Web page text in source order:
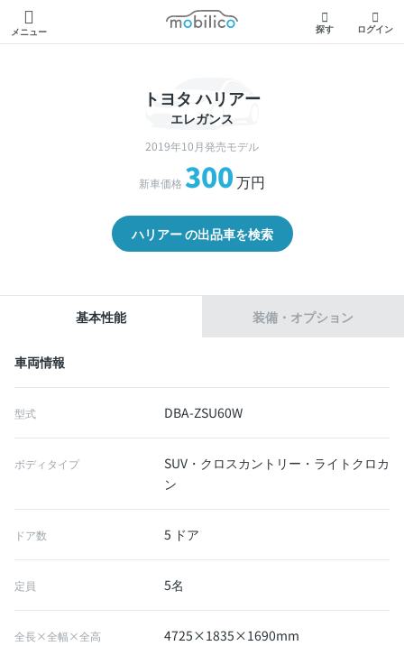
メニュー
モビリコ
探す ログイン
トヨタ ハリアー
エレガンス
2019年10月発売モデル
新車価格 300万円
ハリアー の出品車を検索
基本性能 装備・オプション
車両情報
型式 DBA-ZSU60W
ボディタイプ
SUV・クロスカントリー・ライトクロカ
ン
ドア数 5 ドア
定員 5名
全長×全幅×全高 4725×1835×1690mm